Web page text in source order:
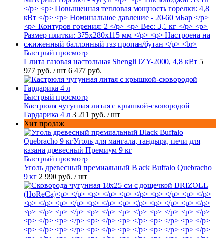
Быстрый просмотр
Плита газовая настольная Shengli JZY-2000, 4,8 кВт 5
977 руб. / шт 6 477 руб.
Быстрый просмотр
Кастрюля чугунная литая с крышкой-сковородой
Гардарика 4 л 3 211 руб. / шт
Хит продаж
Быстрый просмотр
Уголь древесный премиальный Black Buffalo Quebracho
9 кг 2 990 руб. / шт